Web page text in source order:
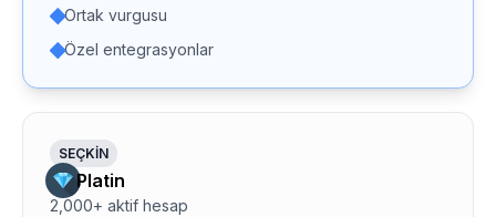
Ortak vurgusu
Özel entegrasyonlar
SEÇKIN
Platin
2,000+ aktif hesap